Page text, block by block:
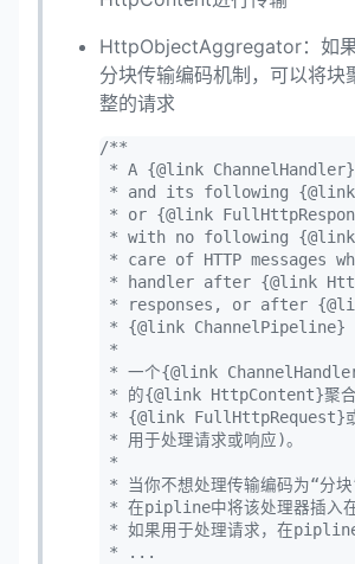
HttpObjectAggregator：如
分块传输编码机制，可以将块
整的请求
/**
* A {@link
* and its following
* or {@link
* with no following
* care of HTTP
* handler after {@link
* responses, or after
* {@link
*
* 一个{@link
* 的{@link HttpContent}聚
* {@link FullHttpRequest}
* 用于处理请求或响应)。
*
* 当你不想处理传输编码为“分
* 在pipline中将该处理器插入
* 如果用于处理请求，在
* ...